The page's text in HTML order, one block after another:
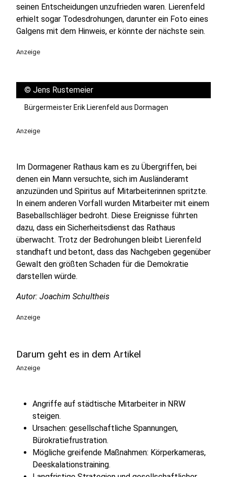
seinen Entscheidungen unzufrieden waren. Lierenfeld
erhielt sogar Todesdrohungen, darunter ein Foto eines
Galgens mit dem Hinweis, er könnte der nächste sein.
Anzeige
© Jens Rustemeier
Bürgermeister Erik Lierenfeld aus Dormagen
Anzeige
Im Dormagener Rathaus kam es zu Übergriffen, bei
denen ein Mann versuchte, sich im Ausländeramt
anzuzünden und Spiritus auf Mitarbeiterinnen spritzte.
In einem anderen Vorfall wurden Mitarbeiter mit einem
Baseballschläger bedroht. Diese Ereignisse führten
dazu, dass ein Sicherheitsdienst das Rathaus
überwacht. Trotz der Bedrohungen bleibt Lierenfeld
standhaft und betont, dass das Nachgeben gegenüber
Gewalt den größten Schaden für die Demokratie
darstellen würde.
Autor: Joachim Schultheis
Anzeige
Darum geht es in dem Artikel
Anzeige
Angriffe auf städtische Mitarbeiter in NRW
steigen.
Ursachen: gesellschaftliche Spannungen,
Bürokratiefrustration.
Mögliche greifende Maßnahmen: Körperkameras,
Deeskalationstraining.